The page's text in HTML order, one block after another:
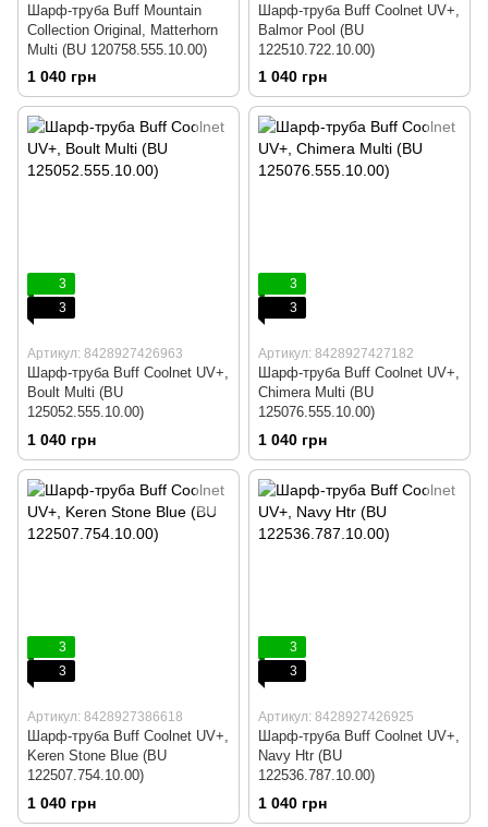
Шарф-труба Buff Mountain
Collection Original, Matterhorn
Multi (BU 120758.555.10.00)
1 040 грн
Шарф-труба Buff Coolnet UV+,
Balmor Pool (BU
122510.722.10.00)
1 040 грн
3
3
Артикул: 8428927426963
Шарф-труба Buff Coolnet UV+,
Boult Multi (BU
125052.555.10.00)
1 040 грн
3
3
Артикул: 8428927427182
Шарф-труба Buff Coolnet UV+,
Chimera Multi (BU
125076.555.10.00)
1 040 грн
3
3
Артикул: 8428927386618
Шарф-труба Buff Coolnet UV+,
Keren Stone Blue (BU
122507.754.10.00)
1 040 грн
3
3
Артикул: 8428927426925
Шарф-труба Buff Coolnet UV+,
Navy Htr (BU
122536.787.10.00)
1 040 грн